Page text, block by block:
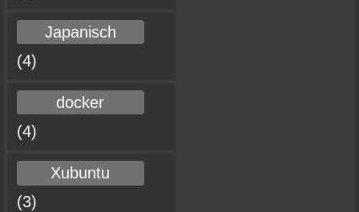
Japanisch
(4)
docker
(4)
Xubuntu
(3)